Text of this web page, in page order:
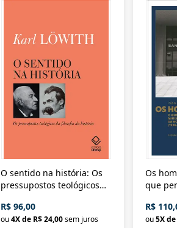
O sentido na história: Os
pressupostos teológicos
R$ 96,00
ou4X de R$ 24,00sem juros
Os
que
Nova
2018)
R$
ou5X de